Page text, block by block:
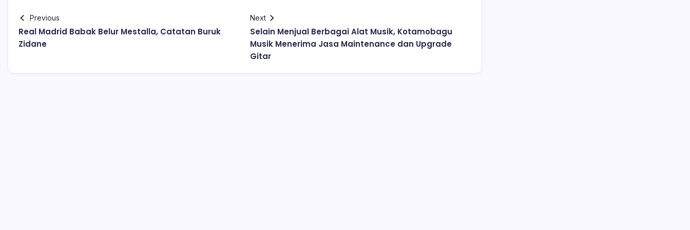
Previous
Real Madrid Babak Belur Mestalla, Catatan Buruk
Zidane
Next
Selain Menjual Berbagai Alat Musik, Kotamobagu
Musik Menerima Jasa Maintenance dan Upgrade
Gitar